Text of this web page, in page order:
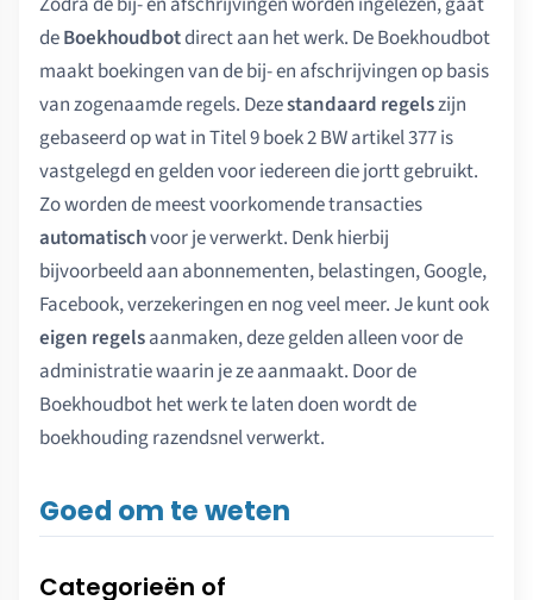
deBoekhoudbotdirect aan het werk. De Boekhoudbot
maakt boekingen van de bij- en afschrijvingen op basis
van zogenaamde regels. Dezestandaard regelszijn
gebaseerd op wat in Titel 9 boek 2 BW artikel 377 is
vastgelegd en gelden voor iedereen die jortt gebruikt.
Zo worden de meest voorkomende transacties
automatischvoor je verwerkt. Denk hierbij
bijvoorbeeld aan abonnementen, belastingen, Google,
Facebook, verzekeringen en nog veel meer. Je kunt ook
eigen regelsaanmaken, deze gelden alleen voor de
administratie waarin je ze aanmaakt. Door de
Boekhoudbot het werk te laten doen wordt de
boekhouding razendsnel verwerkt.
Goed om te weten
Categorieën of